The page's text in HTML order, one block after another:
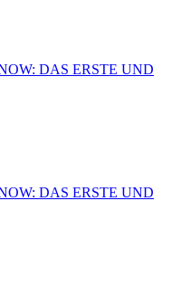
DAS ERSTE UND
DAS ERSTE UND